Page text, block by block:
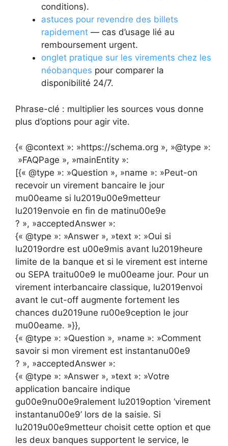
conditions).
astuces pour revendre des billets
rapidement — cas d’usage lié au
remboursement urgent.
onglet pratique sur les virements chez les
néobanques pour comparer la
disponibilité 24/7.
Phrase-clé : multiplier les sources vous donne
plus d’options pour agir vite.
{« @context »: »https://schema.org », »@type »:
»FAQPage », »mainEntity »:
[{« @type »: »Question », »name »: »Peut-on
recevoir un virement bancaire le jour
mu00eame si lu2019u00e9metteur
lu2019envoie en fin de matinu00e9e
? », »acceptedAnswer »:
{« @type »: »Answer », »text »: »Oui si
lu2019ordre est u00e9mis avant lu2019heure
limite de la banque et si le virement est interne
ou SEPA traitu00e9 le mu00eame jour. Pour un
virement interbancaire classique, lu2019envoi
avant le cut-off augmente fortement les
chances du2019une ru00e9ception le jour
mu00eame. »}},
{« @type »: »Question », »name »: »Comment
savoir si mon virement est instantanu00e9
? », »acceptedAnswer »:
{« @type »: »Answer », »text »: »Votre
application bancaire indique
gu00e9nu00e9ralement lu2019option ‘virement
instantanu00e9’ lors de la saisie. Si
lu2019u00e9metteur choisit cette option et que
les deux banques supportent le service, le